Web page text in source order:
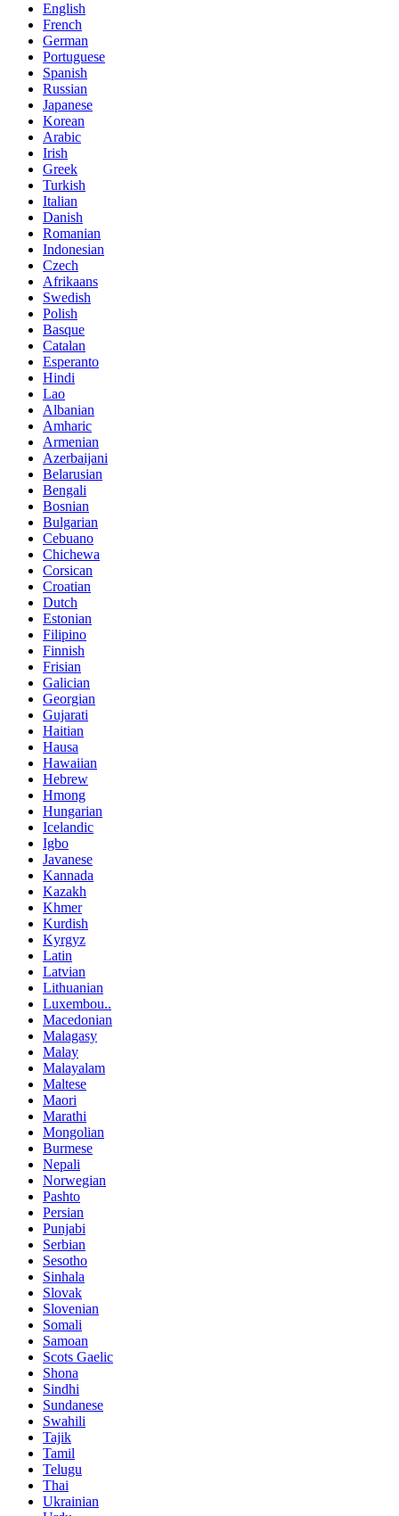
English
French
German
Portuguese
Spanish
Russian
Japanese
Korean
Arabic
Irish
Greek
Turkish
Italian
Danish
Romanian
Indonesian
Czech
Afrikaans
Swedish
Polish
Basque
Catalan
Esperanto
Hindi
Lao
Albanian
Amharic
Armenian
Azerbaijani
Belarusian
Bengali
Bosnian
Bulgarian
Cebuano
Chichewa
Corsican
Croatian
Dutch
Estonian
Filipino
Finnish
Frisian
Galician
Georgian
Gujarati
Haitian
Hausa
Hawaiian
Hebrew
Hmong
Hungarian
Icelandic
Igbo
Javanese
Kannada
Kazakh
Khmer
Kurdish
Kyrgyz
Latin
Latvian
Lithuanian
Luxembou..
Macedonian
Malagasy
Malay
Malayalam
Maltese
Maori
Marathi
Mongolian
Burmese
Nepali
Norwegian
Pashto
Persian
Punjabi
Serbian
Sesotho
Sinhala
Slovak
Slovenian
Somali
Samoan
Scots Gaelic
Shona
Sindhi
Sundanese
Swahili
Tajik
Tamil
Telugu
Thai
Ukrainian